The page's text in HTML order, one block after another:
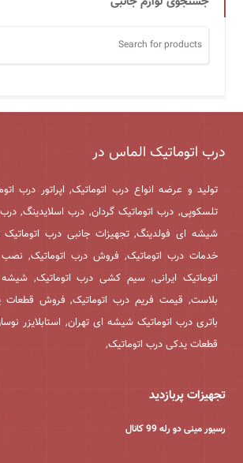
درب اتوماتیک الماس در
تولید و عرضه انواع درب اتوماتیک, اپراتور درب
تلسکوپی, درب اتوماتیک گردان, درب اسلایدینگ,
شیشه ای فولدینگ, تجهیزات جانبی درب اتوماتیک
خدمات درب اتوماتیک, فروش درب اتوماتیک, نصب
اتوماتیک ایرانی, سیم کشی درب اتوماتیک,
بلاست, قیمت فریم درب اتوماتیک, فروش قطعات
باتری درب اتوماتیک شیشه ای تهران, استابلایزر
قطعات یدکی درب اتوماتیک,
تجهیزات پربازدید
رسیور مینی دو رله 99 کانال